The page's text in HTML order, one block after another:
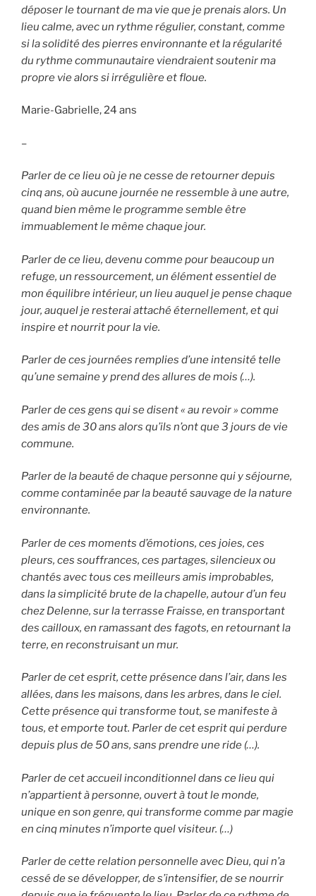
déposer le tournant de ma vie que je prenais alors. Un
lieu calme, avec un rythme régulier, constant, comme
si la solidité des pierres environnante et la régularité
du rythme communautaire viendraient soutenir ma
propre vie alors si irrégulière et floue.
Marie-Gabrielle, 24 ans
–
Parler de ce lieu où je ne cesse de retourner depuis
cinq ans, où aucune journée ne ressemble à une autre,
quand bien même le programme semble être
immuablement le même chaque jour.
Parler de ce lieu, devenu comme pour beaucoup un
refuge, un ressourcement, un élément essentiel de
mon équilibre intérieur, un lieu auquel je pense chaque
jour, auquel je resterai attaché éternellement, et qui
inspire et nourrit pour la vie.
Parler de ces journées remplies d’une intensité telle
qu’une semaine y prend des allures de mois (…).
Parler de ces gens qui se disent « au revoir » comme
des amis de 30 ans alors qu’ils n’ont que 3 jours de vie
commune.
Parler de la beauté de chaque personne qui y séjourne,
comme contaminée par la beauté sauvage de la nature
environnante.
Parler de ces moments d’émotions, ces joies, ces
pleurs, ces souffrances, ces partages, silencieux ou
chantés avec tous ces meilleurs amis improbables,
dans la simplicité brute de la chapelle, autour d’un feu
chez Delenne, sur la terrasse Fraisse, en transportant
des cailloux, en ramassant des fagots, en retournant la
terre, en reconstruisant un mur.
Parler de cet esprit, cette présence dans l’air, dans les
allées, dans les maisons, dans les arbres, dans le ciel.
Cette présence qui transforme tout, se manifeste à
tous, et emporte tout. Parler de cet esprit qui perdure
depuis plus de 50 ans, sans prendre une ride (…).
Parler de cet accueil inconditionnel dans ce lieu qui
n’appartient à personne, ouvert à tout le monde,
unique en son genre, qui transforme comme par magie
en cinq minutes n’importe quel visiteur. (…)
Parler de cette relation personnelle avec Dieu, qui n’a
cessé de se développer, de s’intensifier, de se nourrir